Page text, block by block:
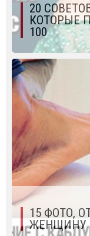
20
КОТОРЫЕ
100
15 ФОТО,
ЖЕНЩИНУ